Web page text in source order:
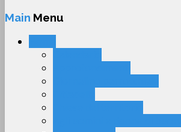
Main Menu